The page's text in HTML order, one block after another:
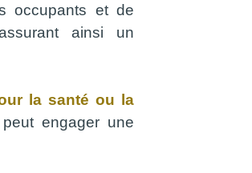
occupants et de
ainsi un
la santé ou la
engager une